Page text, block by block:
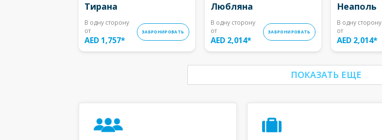
Тирана
В одну сторону
от
AED 1,757*
ЗАБРОНИРОВАТЬ
Любляна
В одну сторону
от
AED 2,014*
ЗАБРОНИРОВАТЬ
Неаполь
В одну сторону
от
AED 2,014*
ПОКАЗАТЬ ЕЩЕ